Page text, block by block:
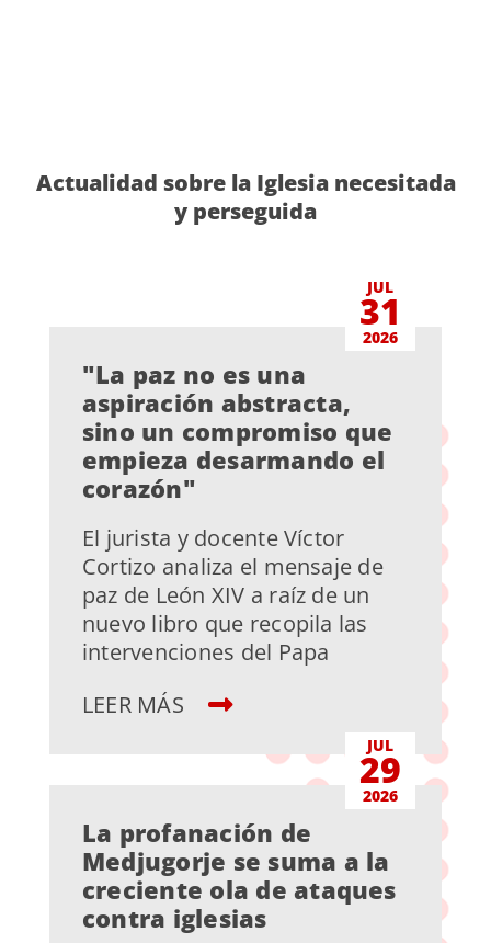
Actualidad sobre la Iglesia necesitada
y perseguida
JUL
31
2026
"La paz no es una
aspiración abstracta,
sino un compromiso que
empieza desarmando el
corazón"
El jurista y docente Víctor
Cortizo analiza el mensaje de
paz de León XIV a raíz de un
nuevo libro que recopila las
intervenciones del Papa
LEER MÁS
JUL
29
2026
La profanación de
Medjugorje se suma a la
creciente ola de ataques
contra iglesias